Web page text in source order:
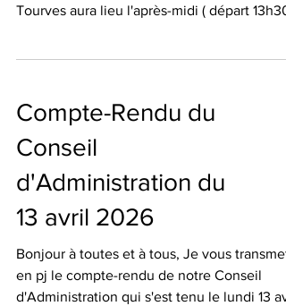
Tourves aura lieu l'après-midi ( départ 13h30
Compte-Rendu du
Conseil
d'Administration du
13 avril 2026
Bonjour à toutes et à tous, Je vous
en pj le compte-rendu de notre Conseil
d'Administration qui s'est tenu le lundi 13